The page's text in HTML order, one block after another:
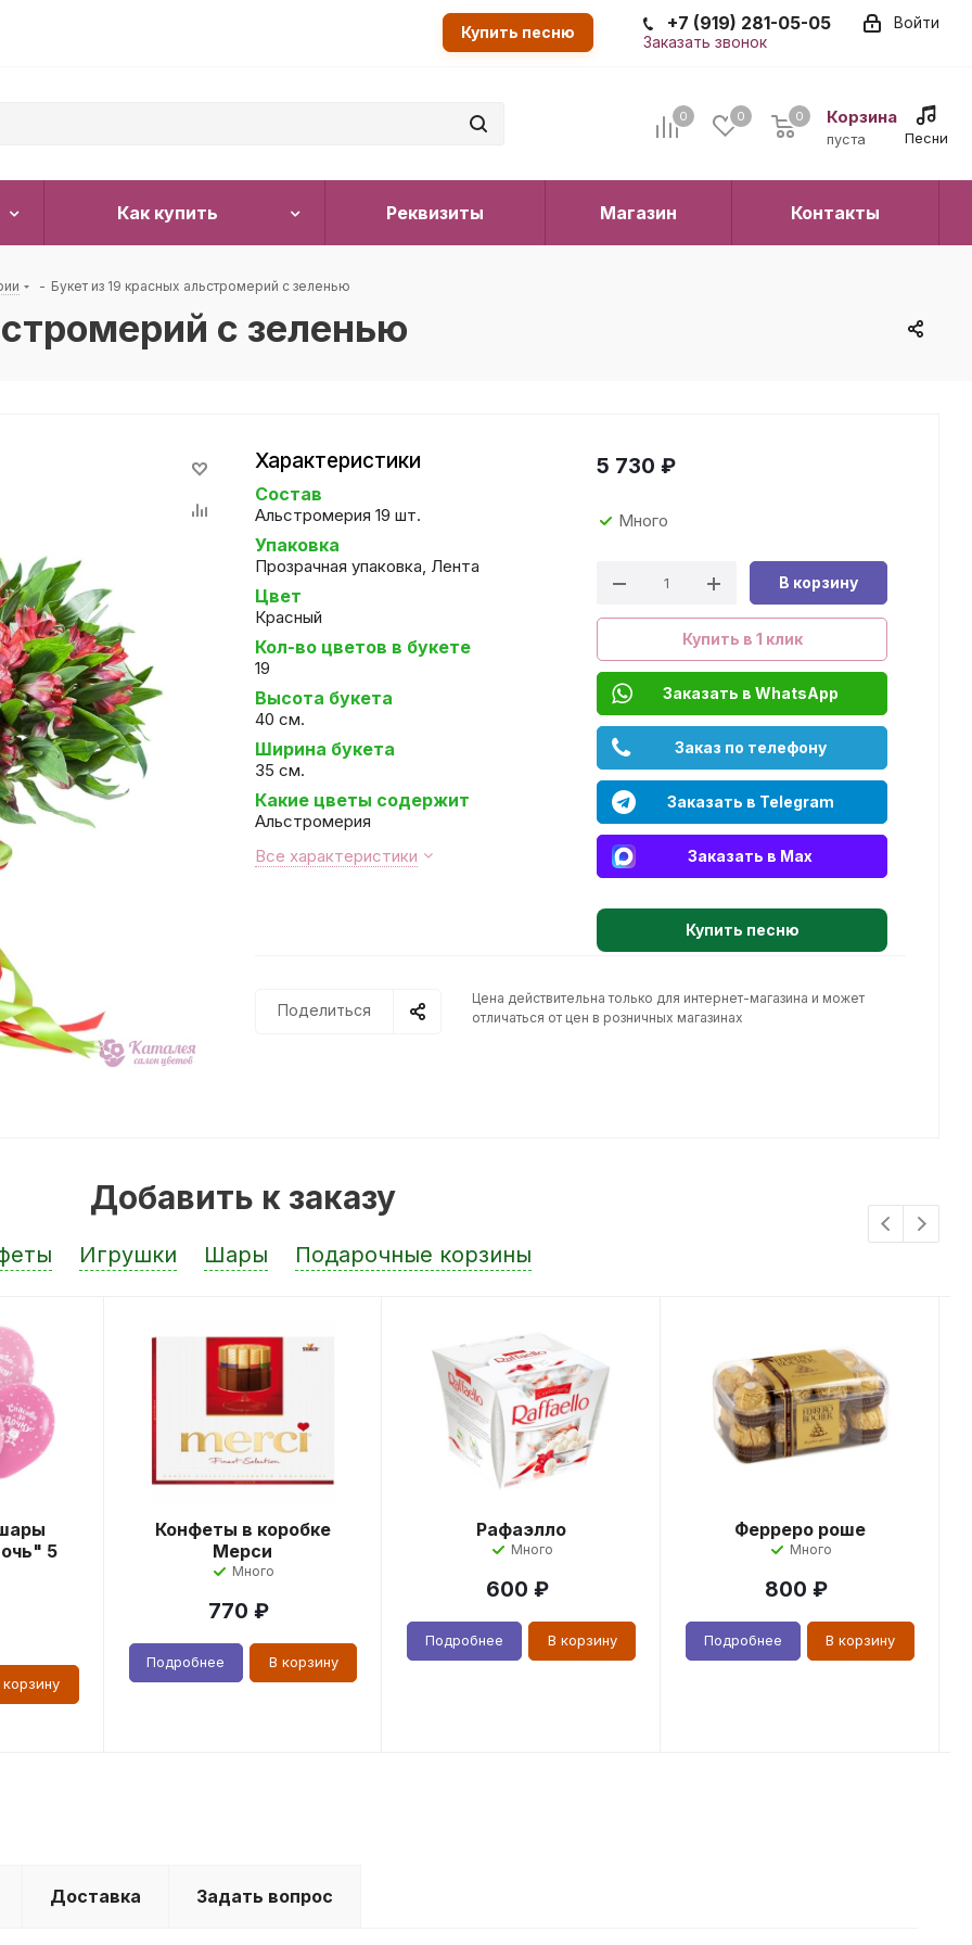
Войти
+7 (919) 281-05-05
Заказать звонок
Купить песню
0 0 Корзина
0
пуста
0
Песни
Как купить Реквизиты Магазин Контакты
- Букет из 19 красных альстромерий с зеленью
с зеленью
Характеристики
Состав
Альстромерия 19 шт.
Упаковка
Прозрачная упаковка, Лента
Цвет
Красный
Кол-во цветов в букете
19
Высота букета
40 см.
Ширина букета
35 см.
Какие цветы содержит
Альстромерия
Все характеристики
5 730 ₽
Много
В корзину
Купить в 1 клик
Заказать в WhatsApp
Заказ по телефону
Заказать в Telegram
Заказать в Max
Купить песню
Поделиться
Цена действительна только для интернет-магазина и может
отличаться от цен в розничных магазинах
Добавить к заказу
Игрушки Шары Подарочные корзины
5
Конфеты в коробке
Мерси
Много
770 ₽
Подробнее В корзину
Рафаэлло
Много
600 ₽
Подробнее В корзину
Ферреро роше
Много
800 ₽
Подробнее В корзину
Доставка Задать вопрос